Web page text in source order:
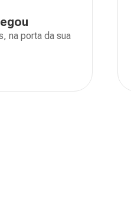
na porta da sua